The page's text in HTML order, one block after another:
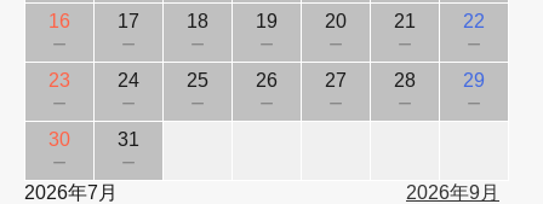
16
－
17
－
18
－
19
－
20
－
21
－
22
－
23
－
24
－
25
－
26
－
27
－
28
－
29
－
30
－
31
－
2026年7月 2026年9月